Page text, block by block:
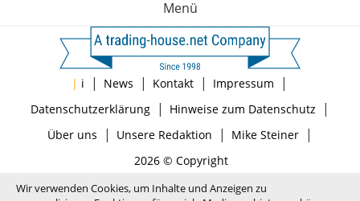
Menü
| i | News | Kontakt | Impressum |
Datenschutzerklärung| Hinweise zum Datenschutz |
Über uns | Unsere Redaktion | Mike Steiner|
2026 © Copyright
Wir verwenden Cookies, um Inhalte und Anzeigen zu